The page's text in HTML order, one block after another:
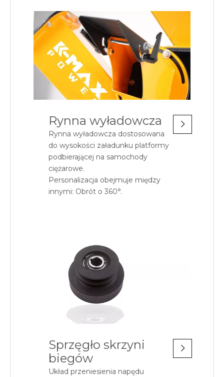
Rynna wyładowcza
Rynna wyładowcza dostosowana
do wysokości załadunku platformy
podbierającej na samochody
ciężarowe.
Personalizacja obejmuje między
innymi: Obrót o 360°.
Sprzęgło skrzyni
biegów
Układ przeniesienia napędu